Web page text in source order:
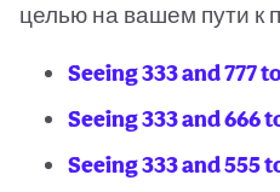
целью на вашем пути к
Seeing 333 and 777
Seeing 333 and 666
Seeing 333 and 555